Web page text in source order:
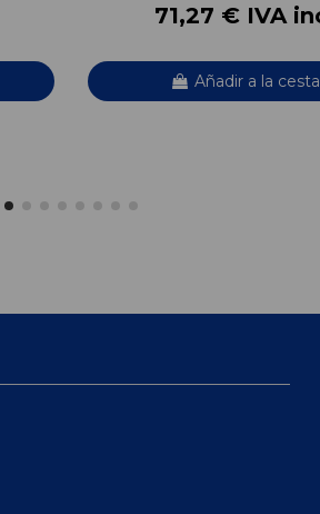
71,27 € IVA
Añadir a la cesta